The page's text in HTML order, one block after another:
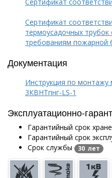
Сертификат
термоусадочных
требованиям пожарной
Документация
Инструкция по
3КВНТпнг-LS-1
Эксплуатационно-
Гарантийный срок
Гарантийный срок
Срок службы 30 лет